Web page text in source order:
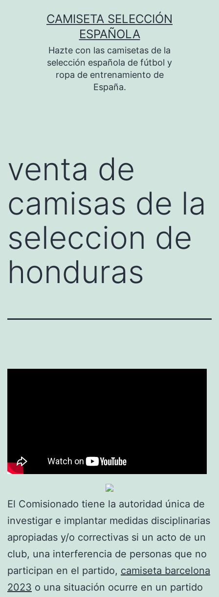
CAMISETA SELECCIÓN
ESPAÑOLA
Hazte con las camisetas de la
selección española de fútbol y
ropa de entrenamiento de
España.
venta de
camisas de la
seleccion de
honduras
El Comisionado tiene la autoridad única de
investigar e implantar medidas disciplinarias
apropiadas y/o correctivas si un acto de un
club, una interferencia de personas que no
participan en el partido, camiseta barcelona
2023 o una situación ocurre en un partido